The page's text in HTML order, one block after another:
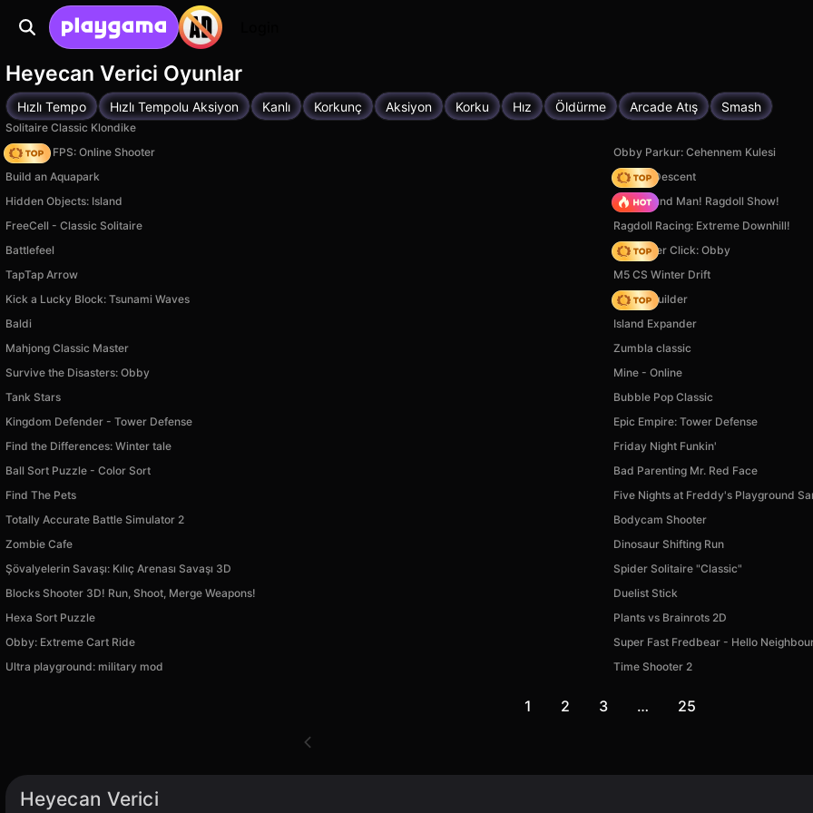
Heyecan Verici Oyunlar
Hızlı Tempo Hızlı Tempolu Aksiyon Kanlı Korkunç Aksiyon Korku Hız Öldürme Arcade Atış Smash
Solitaire Classic Klondike
Hazmob FPS: Online Shooter
Obby Parkur: Cehennem Kulesi
Build an Aquapark
Deadly Descent
Hidden Objects: Island
Playground Man! Ragdoll Show!
FreeCell - Classic Solitaire
Ragdoll Racing: Extreme Downhill!
Battlefeel
Speed per Click: Obby
TapTap Arrow
M5 CS Winter Drift
Kick a Lucky Block: Tsunami Waves
Bridge Builder
Baldi
Island Expander
Mahjong Classic Master
Zumbla classic
Survive the Disasters: Obby
Mine - Online
Tank Stars
Bubble Pop Classic
Kingdom Defender - Tower Defense
Epic Empire: Tower Defense
Find the Differences: Winter tale
Friday Night Funkin'
Ball Sort Puzzle - Color Sort
Bad Parenting Mr. Red Face
Find The Pets
Five Nights at Freddy's Playground
Totally Accurate Battle Simulator 2
Bodycam Shooter
Zombie Cafe
Dinosaur Shifting Run
Şövalyelerin Savaşı: Kılıç Arenası Savaşı 3D
Spider Solitaire "Classic"
Blocks Shooter 3D! Run, Shoot, Merge Weapons!
Duelist Stick
Hexa Sort Puzzle
Plants vs Brainrots 2D
Obby: Extreme Cart Ride
Super Fast Fredbear - Hello
Ultra playground: military mod
Time Shooter 2
1 2 3 … 25
Heyecan Verici